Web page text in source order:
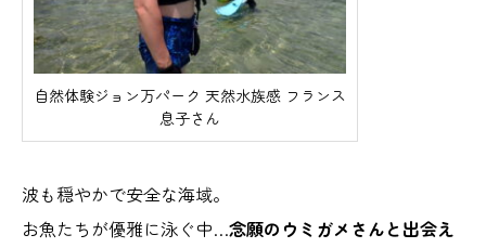
自然体験ジョン万パーク 天然水族感 フランス
息子さん
波も穏やかで安全な海域。
お魚たちが優雅に泳ぐ中…念願のウミガメさんと出会え